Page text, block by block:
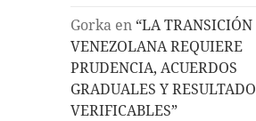
Gorka en “LA TRANSICIÓN
VENEZOLANA REQUIERE
PRUDENCIA, ACUERDOS
GRADUALES Y
VERIFICABLES”